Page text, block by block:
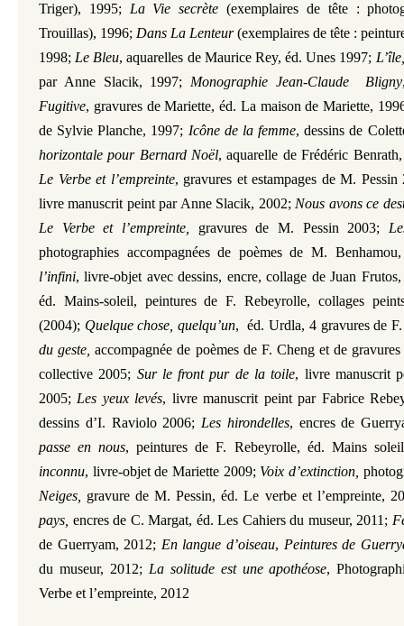
Triger), 1995; La Vie secrète (exemplaires de tête :
Trouillas), 1996; Dans La Lenteur(exemplaires de tête :
1998; Le Bleu, aquarelles de Maurice Rey, éd. Unes 1997;
par Anne Slacik, 1997; Monographie Jean-Claude Bligny
Fugitive, gravures de Mariette, éd. La maison de Mariette,
de Sylvie Planche, 1997; Icône de la femme, dessins de
horizontale pour Bernard Noël, aquarelle de Frédéric
Le Verbe et l’empreinte, gravures et estampages de M.
livre manuscrit peint par Anne Slacik, 2002; Nous avons ce
Le Verbe et l’empreinte,
gravures de M. Pessin 2003;
photographies accompagnées de poèmes de M.
l’infini, livre-objet avec dessins, encre, collage de Juan
éd. Mains-soleil, peintures de F. Rebeyrolle, collages
(2004); Quelque chose, quelqu’un, éd. Urdla, 4 gravures de
du geste, accompagnée de poèmes de F. Cheng et de
collective 2005; Sur le front pur de la toile, livre manuscrit
2005; Les yeux levés, livre manuscrit peint par Fabrice
dessins d’I. Raviolo 2006; Les hirondelles, encres de
passe en nous, peintures de F. Rebeyrolle, éd. Mains
inconnu, livre-objet de Mariette 2009; Voix d’extinction,
Neiges,
gravure de M. Pessin, éd. Le verbe et l’empreinte,
pays, encres de C. Margat, éd. Les Cahiers du museur, 2011;
de Guerryam, 2012; En langue d’oiseau, Peintures de
du museur, 2012; La solitude est une apothéose,
Verbe et l’empreinte, 2012